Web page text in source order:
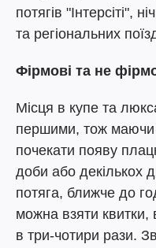
потягів "Інтерсіті",
та регіональних
Фірмові та не
Місця в купе та
першими, тож маючи
почекати появу
доби або декількох
потяга, ближче до
можна взяти квитки,
в три-чотири рази.